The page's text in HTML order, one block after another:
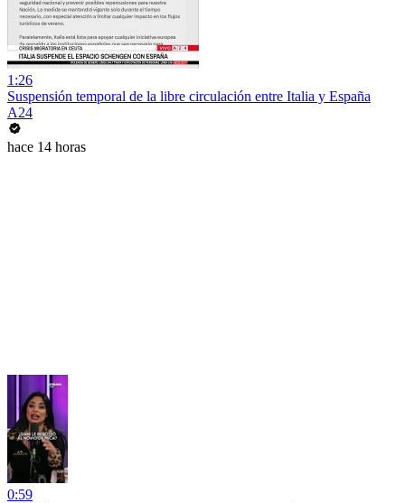
1:26
Suspensión temporal de la libre circulación entre Italia y España
A24
hace 14 horas
0:59